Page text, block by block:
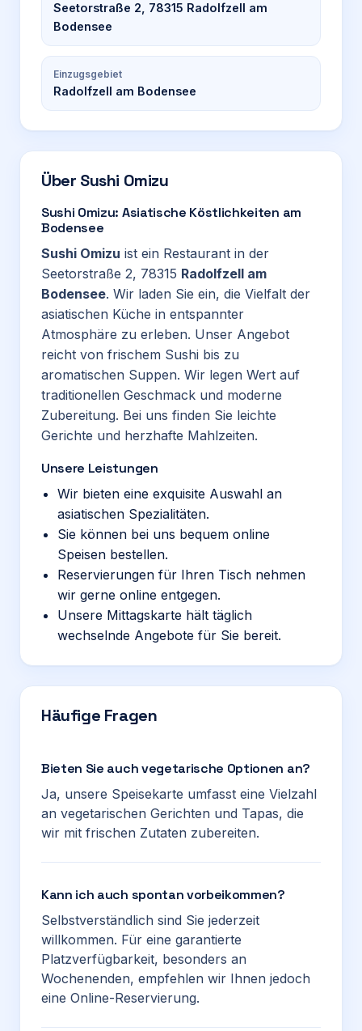
Seetorstraße 2, 78315 Radolfzell am
Bodensee
Einzugsgebiet
Radolfzell am Bodensee
Über Sushi Omizu
Sushi Omizu: Asiatische Köstlichkeiten am
Bodensee
Sushi Omizu ist ein Restaurant in der
Seetorstraße 2, 78315 Radolfzell am
Bodensee. Wir laden Sie ein, die Vielfalt der
asiatischen Küche in entspannter
Atmosphäre zu erleben. Unser Angebot
reicht von frischem Sushi bis zu
aromatischen Suppen. Wir legen Wert auf
traditionellen Geschmack und moderne
Zubereitung. Bei uns finden Sie leichte
Gerichte und herzhafte Mahlzeiten.
Unsere Leistungen
Wir bieten eine exquisite Auswahl an
asiatischen Spezialitäten.
Sie können bei uns bequem online
Speisen bestellen.
Reservierungen für Ihren Tisch nehmen
wir gerne online entgegen.
Unsere Mittagskarte hält täglich
wechselnde Angebote für Sie bereit.
Häufige Fragen
Bieten Sie auch vegetarische Optionen an?
Ja, unsere Speisekarte umfasst eine Vielzahl
an vegetarischen Gerichten und Tapas, die
wir mit frischen Zutaten zubereiten.
Kann ich auch spontan vorbeikommen?
Selbstverständlich sind Sie jederzeit
willkommen. Für eine garantierte
Platzverfügbarkeit, besonders an
Wochenenden, empfehlen wir Ihnen jedoch
eine Online-Reservierung.